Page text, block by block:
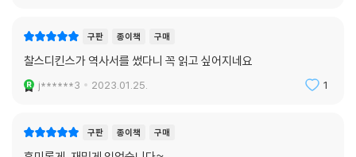
구판 종이책 구매
찰스디킨스가 역사서를 썼다니 꼭 읽고 싶어지네요
j******3 2023.01.25. 1
구판 종이책 구매